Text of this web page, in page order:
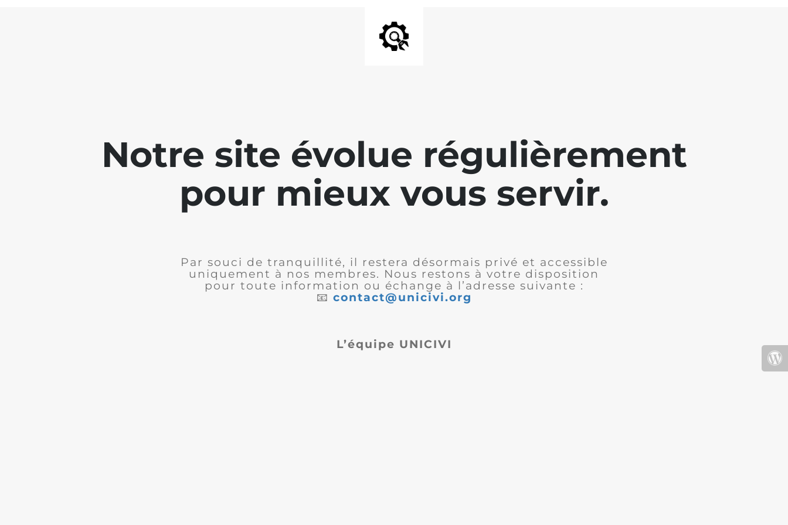
Notre site évolue régulièrement
pour mieux vous servir.
Par souci de tranquillité, il restera désormais privé et accessible
uniquement à nos membres. Nous restons à votre disposition
pour toute information ou échange à l’adresse suivante :
📧 contact@unicivi.org
L’équipe UNICIVI